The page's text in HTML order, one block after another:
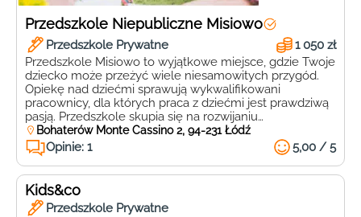
Przedszkole Niepubliczne Misiowo
Przedszkole Prywatne
1 050 zł
Przedszkole Misiowo to wyjątkowe miejsce, gdzie Twoje
dziecko może przeżyć wiele niesamowitych przygód.
Opiekę nad dziećmi sprawują wykwalifikowani
pracownicy, dla których praca z dziećmi jest prawdziwą
pasją. Przedszkole skupia się na rozwijaniu
intelektualnym oraz ruchowym dzieci poprzez
różnorodne zajęcia, takie jak logorytmika, zajęcia
sportowe, kulinarne czy robotyka. Jednym z priorytetów
w Przedszkolu Misiowo jest rozwój […]
Bohaterów Monte Cassino 2, 94-231 Łódź
Opinie: 1 5,00 / 5
Kids&co
Przedszkole Prywatne